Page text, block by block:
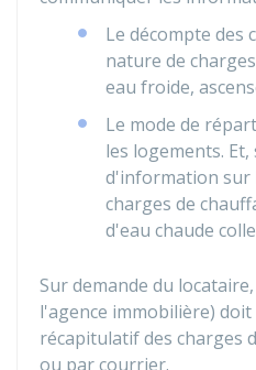
Le décompte des
nature de
eau froide,
Le mode de
les logements.
d'information sur
charges de
d'eau chaude
Sur demande du
l'agence immobilière)
récapitulatif des charges
ou par courrier.